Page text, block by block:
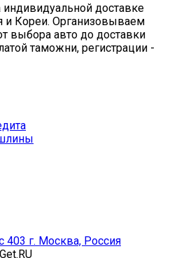
доставке
и Кореи. Организовываем
выбора авто до доставки
таможни, регистрации -
403 г. Москва, Россия